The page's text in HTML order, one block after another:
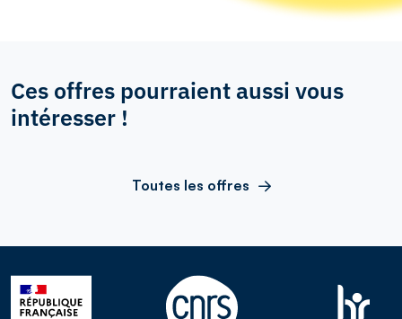
Ces offres pourraient aussi vous
intéresser !
Toutes les offres